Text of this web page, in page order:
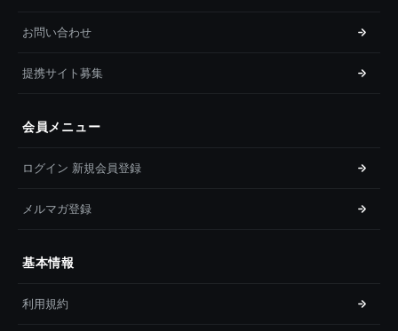
お問い合わせ
提携サイト募集
会員メニュー
ログイン 新規会員登録
メルマガ登録
基本情報
利用規約